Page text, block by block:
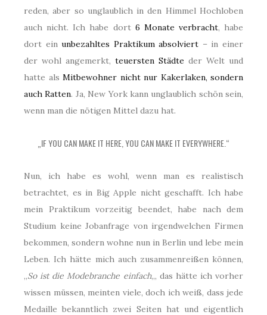
reden, aber so unglaublich in den Himmel Hochloben
auch nicht. Ich habe dort 6 Monate verbracht, habe
dort einunbezahltes Praktikum absolviert – in einer
der wohl angemerkt, teuersten Städte der Welt und
hatte als Mitbewohner nicht nur Kakerlaken, sondern
auch Ratten. Ja, New York kann unglaublich schön sein,
wenn man die nötigen Mittel dazu hat.
„IF YOU CAN MAKE IT HERE, YOU CAN MAKE IT EVERYWHERE.“
Nun, ich habe es wohl, wenn man es realistisch
betrachtet, es in Big Apple nicht geschafft. Ich habe
mein Praktikum vorzeitig beendet, habe nach dem
Studium keine Jobanfrage von irgendwelchen Firmen
bekommen, sondern wohne nun in Berlin und lebe mein
Leben. Ich hätte mich auch zusammenreißen können,
„So ist die Modebranche einfach„, das hätte ich vorher
wissen müssen, meinten viele, doch ich weiß, dass jede
Medaille bekanntlich zwei Seiten hat und eigentlich